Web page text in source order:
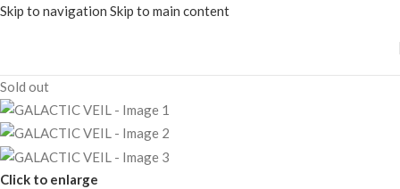
Skip to navigation Skip to main content
Sold out
Click to enlarge